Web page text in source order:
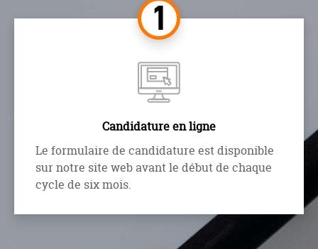
Candidature en ligne
Le formulaire de candidature est disponible
sur notre site web avant le début de chaque
cycle de six mois.